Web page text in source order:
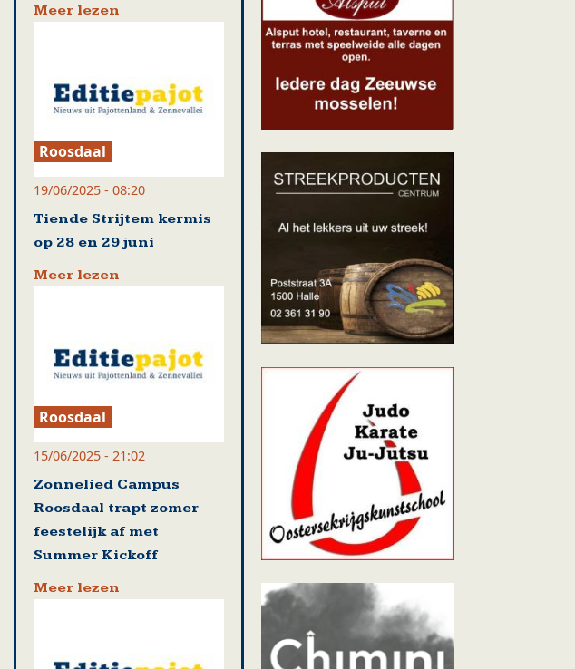
Meer lezen
Roosdaal
19/06/2025 - 08:20
Tiende Strijtem kermis
op 28 en 29 juni
Meer lezen
Roosdaal
15/06/2025 - 21:02
Zonnelied Campus
Roosdaal trapt zomer
feestelijk af met
Summer Kickoff
Meer lezen